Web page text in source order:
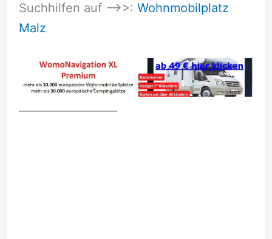
Suchhilfen auf –>>: Wohnmobilplatz
Malz